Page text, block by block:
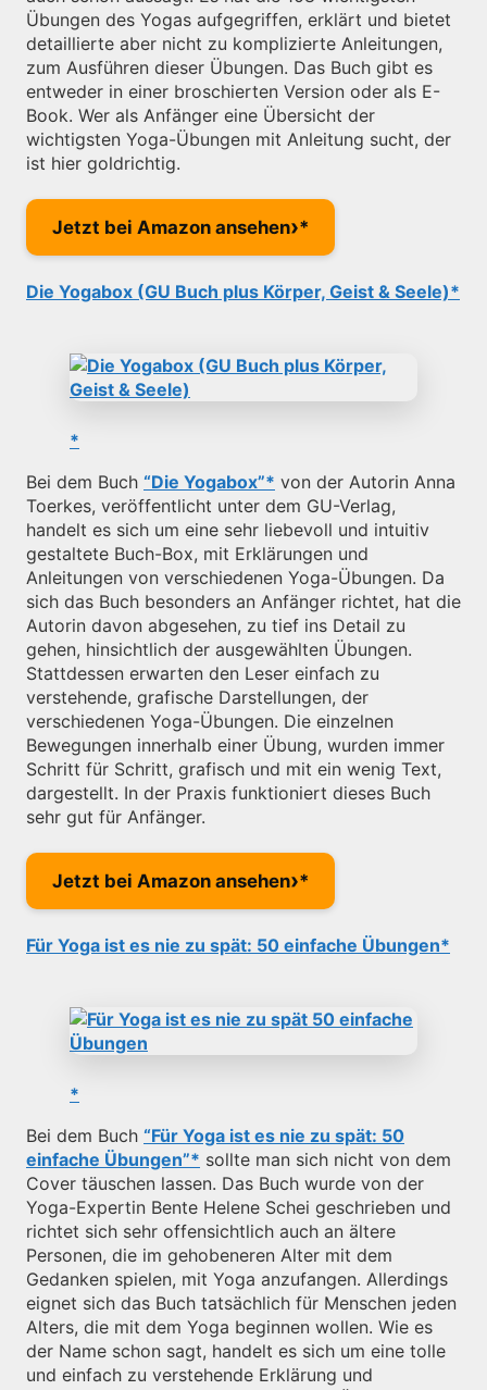
Übungen des Yogas aufgegriffen, erklärt und bietet
detaillierte aber nicht zu komplizierte Anleitungen,
zum Ausführen dieser Übungen. Das Buch gibt es
entweder in einer broschierten Version oder als E-
Book. Wer als Anfänger eine Übersicht der
wichtigsten Yoga-Übungen mit Anleitung sucht, der
ist hier goldrichtig.
Jetzt bei Amazon ansehen›
Die Yogabox (GU Buch plus Körper, Geist & Seele)
Bei dem Buch “Die Yogabox”
von der Autorin Anna
Toerkes, veröffentlicht unter dem GU-Verlag,
handelt es sich um eine sehr liebevoll und intuitiv
gestaltete Buch-Box, mit Erklärungen und
Anleitungen von verschiedenen Yoga-Übungen. Da
sich das Buch besonders an Anfänger richtet, hat die
Autorin davon abgesehen, zu tief ins Detail zu
gehen, hinsichtlich der ausgewählten Übungen.
Stattdessen erwarten den Leser einfach zu
verstehende, grafische Darstellungen, der
verschiedenen Yoga-Übungen. Die einzelnen
Bewegungen innerhalb einer Übung, wurden immer
Schritt für Schritt, grafisch und mit ein wenig Text,
dargestellt. In der Praxis funktioniert dieses Buch
sehr gut für Anfänger.
Jetzt bei Amazon ansehen›
Für Yoga ist es nie zu spät: 50 einfache Übungen
Bei dem Buch “Für Yoga ist es nie zu spät: 50
einfache Übungen”
sollte man sich nicht von dem
Cover täuschen lassen. Das Buch wurde von der
Yoga-Expertin Bente Helene Schei geschrieben und
richtet sich sehr offensichtlich auch an ältere
Personen, die im gehobeneren Alter mit dem
Gedanken spielen, mit Yoga anzufangen. Allerdings
eignet sich das Buch tatsächlich für Menschen jeden
Alters, die mit dem Yoga beginnen wollen. Wie es
der Name schon sagt, handelt es sich um eine tolle
und einfach zu verstehende Erklärung und